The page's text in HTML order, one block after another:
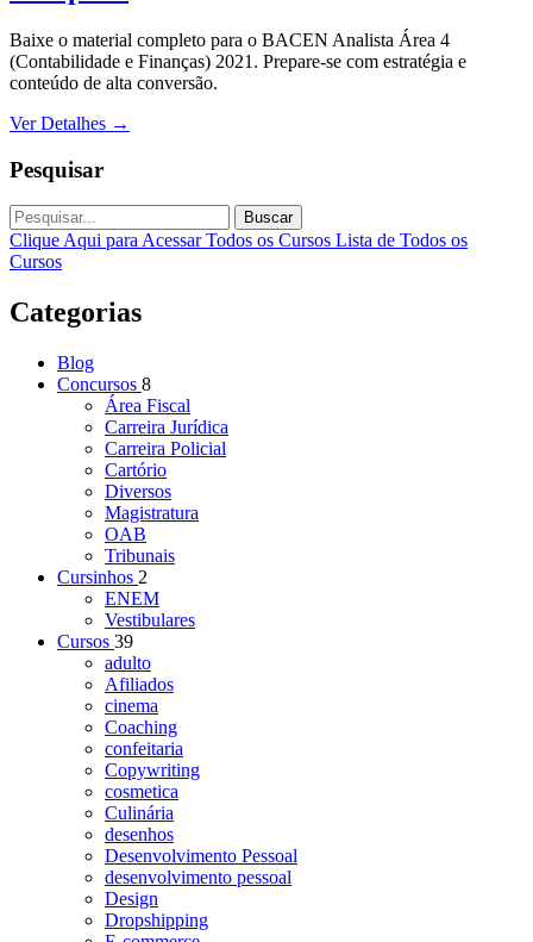
Baixe o material completo para o BACEN Analista Área 4
(Contabilidade e Finanças) 2021. Prepare-se com estratégia e
conteúdo de alta conversão.
Ver Detalhes →
Pesquisar
Buscar
Clique Aqui para Acessar Todos os Cursos Lista de Todos os
Cursos
Categorias
Blog
Concursos 8
Área Fiscal
Carreira Jurídica
Carreira Policial
Cartório
Diversos
Magistratura
OAB
Tribunais
Cursinhos 2
ENEM
Vestibulares
Cursos 39
adulto
Afiliados
cinema
Coaching
confeitaria
Copywriting
cosmetica
Culinária
desenhos
Desenvolvimento Pessoal
desenvolvimento pessoal
Design
Dropshipping